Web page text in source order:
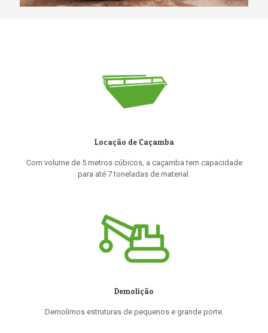
Locação de Caçamba
Com volume de 5 metros cúbicos, a caçamba tem capacidade
para até 7 toneladas de material.
Demolição
Demolimos estruturas de pequenos e grande porte.